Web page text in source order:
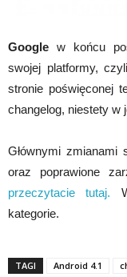
Google w końcu
swojej platformy, czyli
stronie poświęconej
changelog, niestety w
Głównymi zmianami
oraz poprawione
przeczytacie tutaj.
kategorie.
TAGI Android 4.1